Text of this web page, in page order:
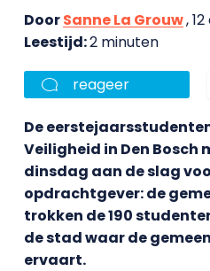
DoorSanne La Grouw,
Leestijd:2 minuten
reageer
De
Veiligheid in Den Bosch
dinsdag aan de slag
opdrachtgever: de
trokken de 190
de stad waar de
ervaart.